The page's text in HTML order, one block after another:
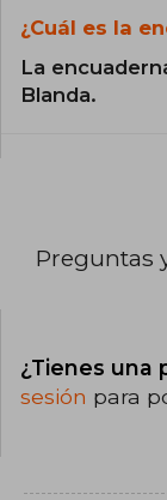
¿Cuál es la
La
Blanda.
Preguntas
¿Tienes una
sesión para